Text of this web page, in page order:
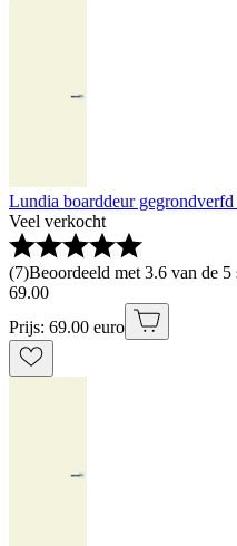
Lundia boarddeur
Veel verkocht
(7)Beoordeeld met 3.6 van de
69.00
Prijs: 69.00 euro